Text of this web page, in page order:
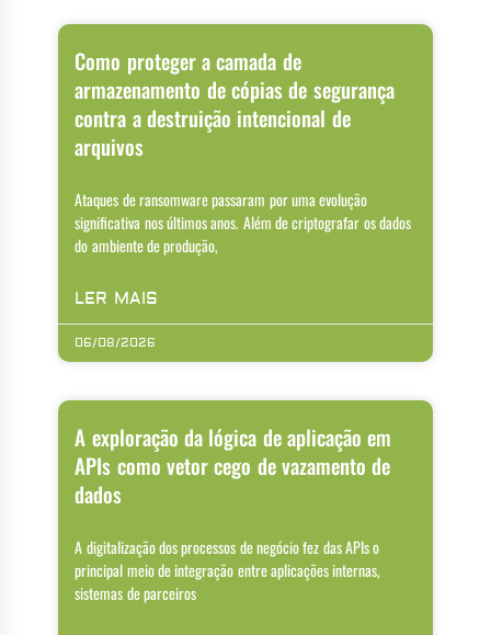
Como proteger a camada de
armazenamento de cópias de segurança
contra a destruição intencional de
arquivos
Ataques de ransomware passaram por uma evolução
significativa nos últimos anos. Além de criptografar os dados
do ambiente de produção,
LER MAIS
06/08/2026
A exploração da lógica de aplicação em
APIs como vetor cego de vazamento de
dados
A digitalização dos processos de negócio fez das APIs o
principal meio de integração entre aplicações internas,
sistemas de parceiros